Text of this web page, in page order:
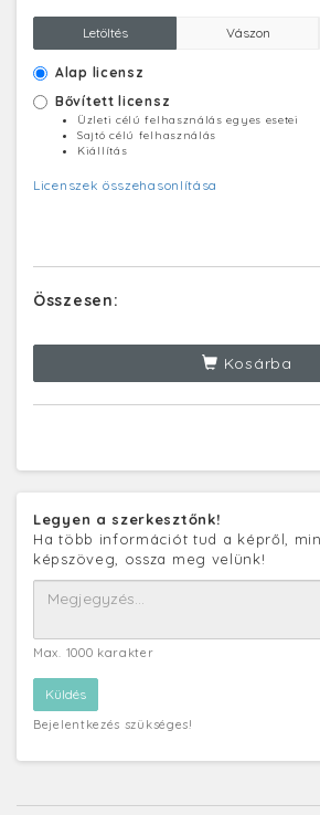
Letöltés Vászon
Alap licensz
Bővített licensz
Üzleti célú felhasználás egyes esetei
Sajtó célú felhasználás
Kiállítás
Licenszek összehasonlítása
Összesen:
Kosárba
Legyen a szerkesztőnk!
Ha több információt tud a képről,
képszöveg, ossza meg velünk!
Max. 1000 karakter
Bejelentkezés szükséges!